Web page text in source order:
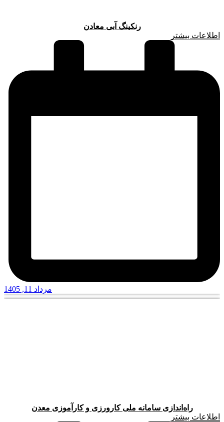
رنکینگ آبی معادن
اطلاعات بیشتر
مرداد 11, 1405
راه‌اندازی سامانه ملی کارورزی و کارآموزی معدن
اطلاعات بیشتر